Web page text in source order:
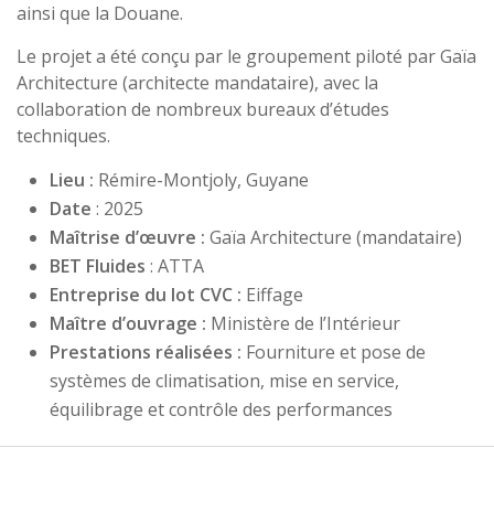
ainsi que la Douane.
Le projet a été conçu par le groupement piloté par Gaïa
Architecture (architecte mandataire), avec la
collaboration de nombreux bureaux d’études
techniques.
Lieu : Rémire-Montjoly, Guyane
Date : 2025
Maîtrise d’œuvre : Gaïa Architecture (mandataire)
BET Fluides : ATTA
Entreprise du lot CVC : Eiffage
Maître d’ouvrage : Ministère de l’Intérieur
Prestations réalisées : Fourniture et pose de
systèmes de climatisation, mise en service,
équilibrage et contrôle des performances